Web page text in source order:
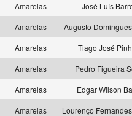
Amarelas
José Luís
Amarelas
Augusto
Amarelas
Tiago José
Amarelas
Pedro Figueira
Amarelas
Edgar Wilson
Amarelas
Lourenço